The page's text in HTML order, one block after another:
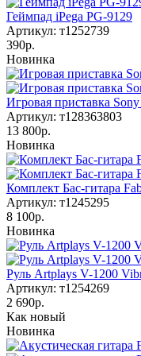
Геймпад iPega PG-9129
Артикул: т1252739
390р.
Новинка
Игровая приставка
Артикул: т128363803
13 800р.
Новинка
Комплект Бас-гитара
Артикул: т1245295
8 100р.
Новинка
Руль Artplays V-1200
Артикул: т1254269
2 690р.
Как новый
Новинка